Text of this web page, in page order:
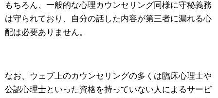
もちろん、一般的な心理カウンセリング同様に守秘義務
は守られており、自分の話した内容が第三者に漏れる心
配は必要ありません。
なお、ウェブ上のカウンセリングの多くは臨床心理士や
公認心理士といった資格を持っていない人によるサービ